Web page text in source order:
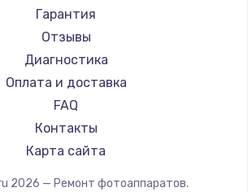
Гарантия
Отзывы
Диагностика
Оплата и доставка
FAQ
Контакты
Карта сайта
2026 — Ремонт фотоаппаратов.